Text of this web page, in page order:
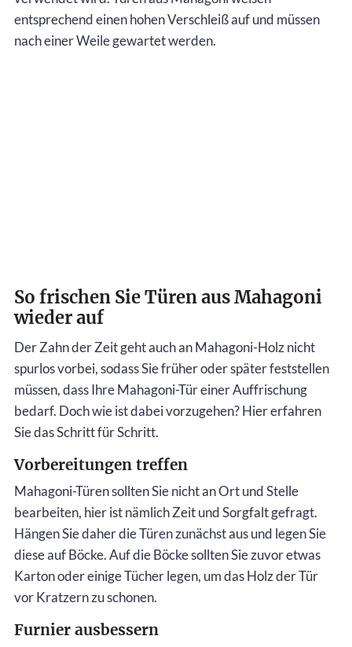
entsprechend einen hohen Verschleiß auf und müssen
nach einer Weile gewartet werden.
So frischen Sie Türen aus Mahagoni
wieder auf
Der Zahn der Zeit geht auch an Mahagoni-Holz nicht
spurlos vorbei, sodass Sie früher oder später feststellen
müssen, dass Ihre Mahagoni-Tür einer Auffrischung
bedarf. Doch wie ist dabei vorzugehen? Hier erfahren
Sie das Schritt für Schritt.
Vorbereitungen treffen
Mahagoni-Türen sollten Sie nicht an Ort und Stelle
bearbeiten, hier ist nämlich Zeit und Sorgfalt gefragt.
Hängen Sie daher die Türen zunächst aus und legen Sie
diese auf Böcke. Auf die Böcke sollten Sie zuvor etwas
Karton oder einige Tücher legen, um das Holz der Tür
vor Kratzern zu schonen.
Furnier ausbessern